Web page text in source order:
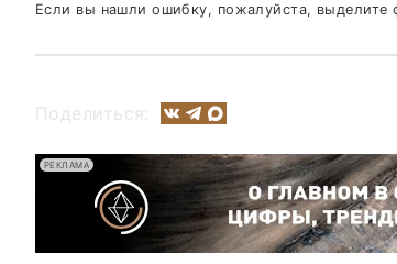
Если вы нашли ошибку, пожалуйста, выделите
Поделиться:
РЕКЛАМА